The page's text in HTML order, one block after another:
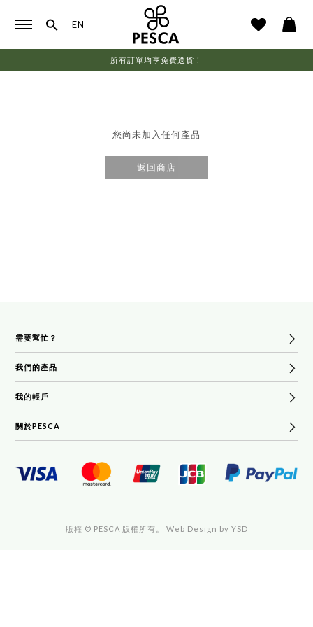
EN
所有訂單均享免費送貨！
您尚未加入任何產品
返回商店
需要幫忙？
常見問題
貨運及退貨政策
條款和條件
我們的產品
熱賣產品
沐浴和身體
面部噴霧
面膜
套裝產品
我的帳戶
登錄
我的訂單
關於PESCA
新聞
版權 © PESCA 版權所有。 Web Design by YSD